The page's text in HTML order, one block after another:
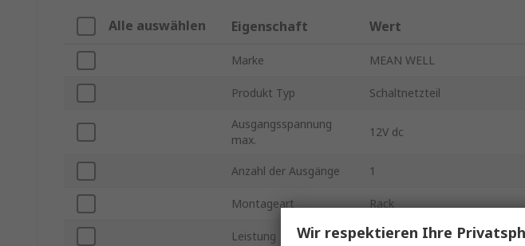
Alle auswählen Eigenschaft Wert
Marke MEAN WELL
Produkt Typ Schaltnetzteil
Ausgangsspannung
max.
12V dc
Anzahl der Ausgänge 1
Montageart Rack
Leistung 1500W
Wir respektieren Ihre